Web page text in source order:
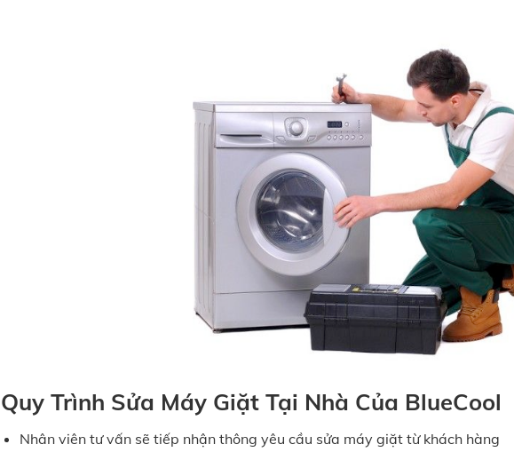
Quy Trình Sửa Máy Giặt Tại Nhà Của BlueCool
Nhân viên tư vấn sẽ tiếp nhận thông yêu cầu sửa máy giặt từ khách hàng